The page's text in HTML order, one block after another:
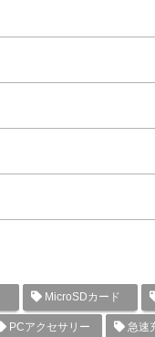
MicroSDカード
PCアクセサリー 急速